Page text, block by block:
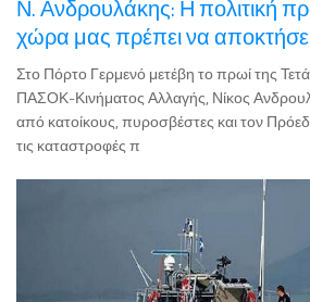
Ν. Ανδρουλάκης: Η πολιτική
χώρα μας πρέπει να
Στο Πόρτο Γερμενό μετέβη το πρωί της
ΠΑΣΟΚ-Κινήματος Αλλαγής, Νίκος
από κατοίκους, πυροσβέστες και τον
τις καταστροφές π